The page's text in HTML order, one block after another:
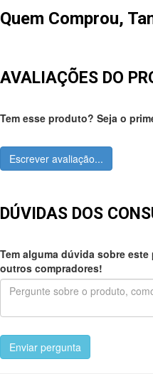
Quem Comprou,
AVALIAÇÕES DO
Tem esse produto? Seja o
Escrever avaliação...
DÚVIDAS DOS
Tem alguma dúvida sobre
outros compradores!
Enviar pergunta